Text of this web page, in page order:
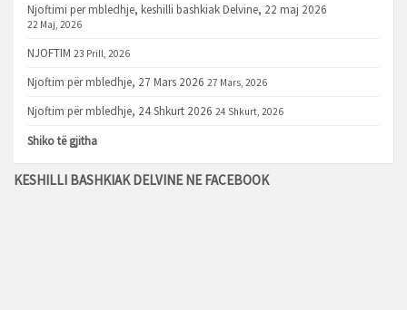
Njoftimi per mbledhje, keshilli bashkiak Delvine, 22 maj 2026
22 Maj, 2026
NJOFTIM 23 Prill, 2026
Njoftim për mbledhje, 27 Mars 2026 27 Mars, 2026
Njoftim për mbledhje, 24 Shkurt 2026 24 Shkurt, 2026
Shiko të gjitha
KESHILLI BASHKIAK DELVINE NE FACEBOOK